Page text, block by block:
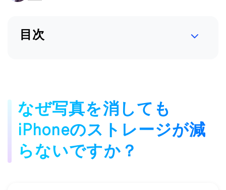
目次
なぜ写真を消しても
iPhoneのストレージが減
らないですか？